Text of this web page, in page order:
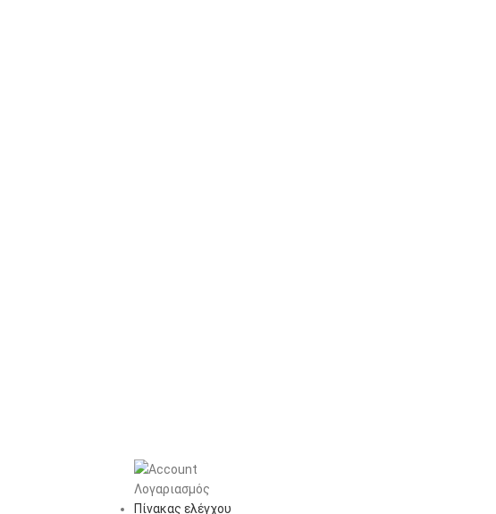
Λογαριασμός
Πίνακας ελέγχου